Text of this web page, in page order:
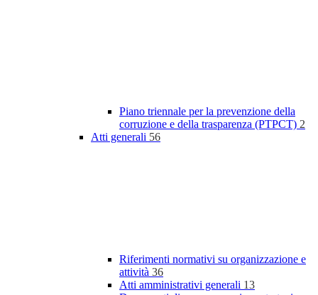
Piano triennale per la prevenzione della
corruzione e della trasparenza (PTPCT) 2
Atti generali 56
Riferimenti normativi su organizzazione e
attività 36
Atti amministrativi generali 13